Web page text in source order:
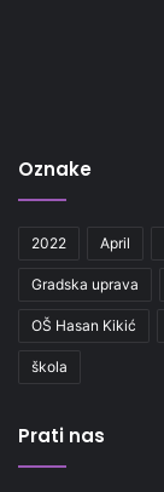
Oznake
2022 April
Gradska uprava
OŠ Hasan Kikić
škola
Prati nas